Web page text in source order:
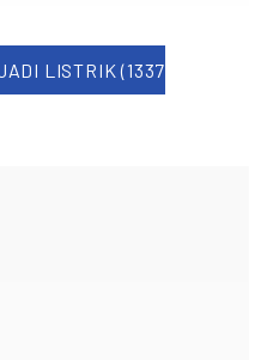
LISTRIK (1337